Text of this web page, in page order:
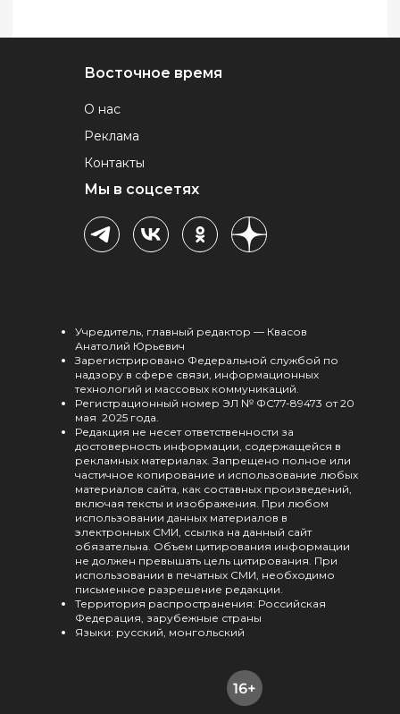
Восточное время
О нас
Реклама
Контакты
Мы в соцсетях
Учредитель, главный редактор — Квасов
Анатолий Юрьевич
Зарегистрировано Федеральной службой по
надзору в сфере связи, информационных
технологий и массовых коммуникаций.
Регистрационный номер ЭЛ № ФС77-89473 от 20
мая 2025 года.
Редакция не несет ответственности за
достоверность информации, содержащейся в
рекламных материалах. Запрещено полное или
частичное копирование и использование любых
материалов сайта, как составных произведений,
включая тексты и изображения. При любом
использовании данных материалов в
электронных СМИ, ссылка на данный сайт
обязательна. Объем цитирования информации
не должен превышать цель цитирования. При
использовании в печатных СМИ, необходимо
письменное разрешение редакции.
Территория распространения: Российская
Федерация, зарубежные страны
Языки: русский, монгольский